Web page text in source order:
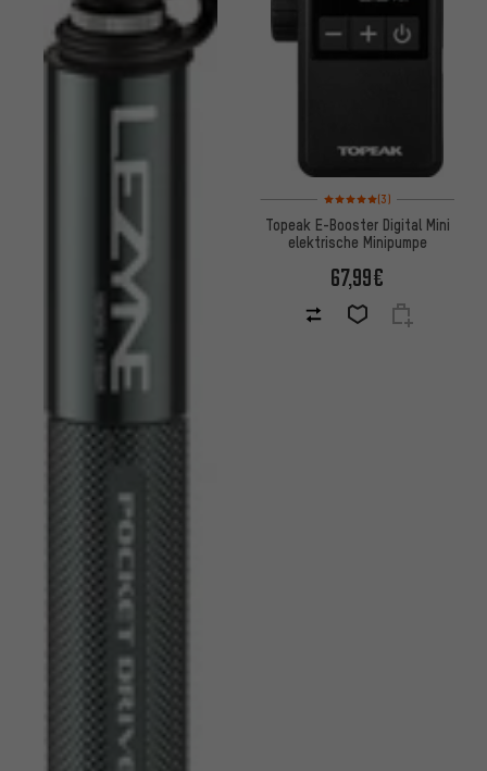
Bewertungen: 5 von 5
(3)
Topeak E-Booster Digital Mini
elektrische Minipumpe
67,99€